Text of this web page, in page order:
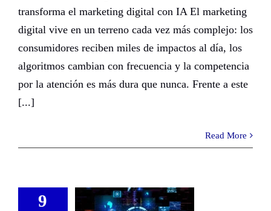
transforma el marketing digital con IA El marketing
digital vive en un terreno cada vez más complejo: los
consumidores reciben miles de impactos al día, los
algoritmos cambian con frecuencia y la competencia
por la atención es más dura que nunca. Frente a este
[...]
Read More
9